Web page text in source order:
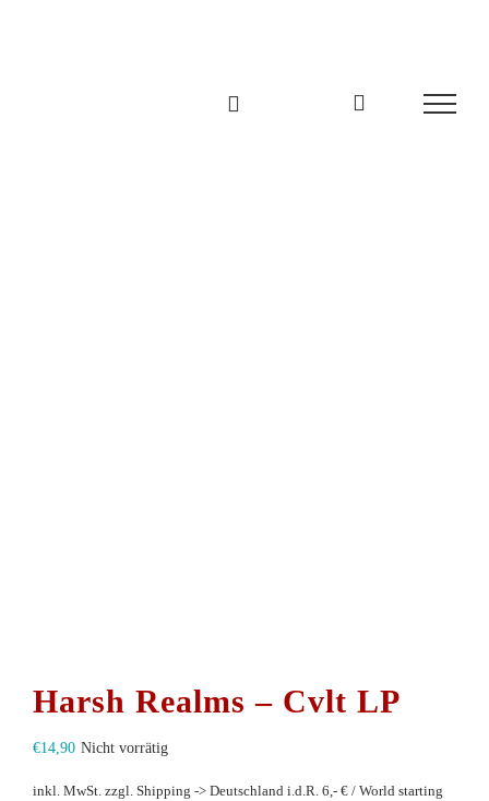
Harsh Realms – Cvlt LP
€14,90 Nicht vorrätig
inkl. MwSt. zzgl. Shipping -> Deutschland i.d.R. 6,- € / World starting